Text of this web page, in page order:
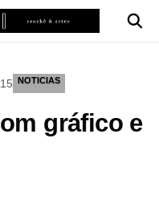
NOTICIAS
gráfico e